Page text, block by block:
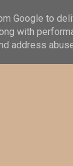
Google to
with
address